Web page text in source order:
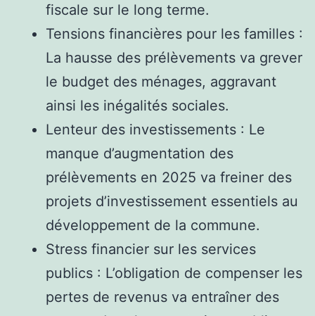
fiscale sur le long terme.
Tensions financières pour les familles :
La hausse des prélèvements va grever
le budget des ménages, aggravant
ainsi les inégalités sociales.
Lenteur des investissements : Le
manque d’augmentation des
prélèvements en 2025 va freiner des
projets d’investissement essentiels au
développement de la commune.
Stress financier sur les services
publics : L’obligation de compenser les
pertes de revenus va entraîner des